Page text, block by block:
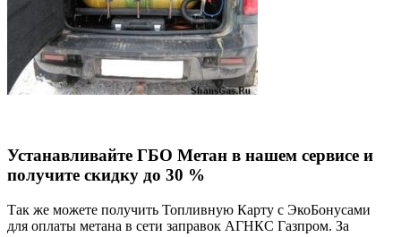
Устанавливайте ГБО Метан в нашем сервисе и
получите скидку до 30 %
Так же можете получить Топливную Карту с ЭкоБонусами
для оплаты метана в сети заправок АГНКС Газпром. За